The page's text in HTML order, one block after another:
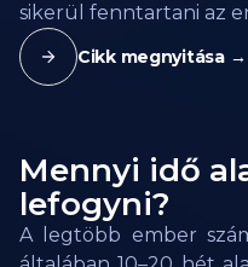
sikerül fenntartani az
Cikk megnyitása →
Mennyi idő
lefogyni?
A legtöbb ember